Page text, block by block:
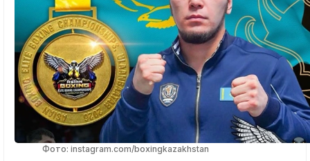
Фото: instagram.com/boxingkazakhstan